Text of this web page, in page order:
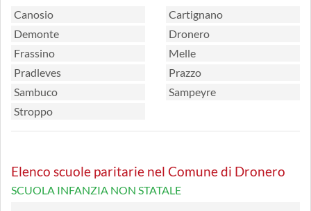
Canosio
Cartignano
Demonte
Dronero
Frassino
Melle
Pradleves
Prazzo
Sambuco
Sampeyre
Stroppo
Elenco scuole paritarie nel Comune di Dronero
SCUOLA INFANZIA NON STATALE